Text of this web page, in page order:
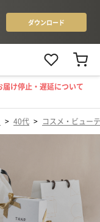
届け停止・遅延について
> 40代 > コスメ・ビュー